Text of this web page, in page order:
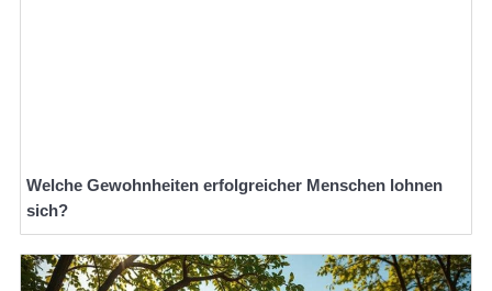
Welche Gewohnheiten erfolgreicher Menschen lohnen
sich?